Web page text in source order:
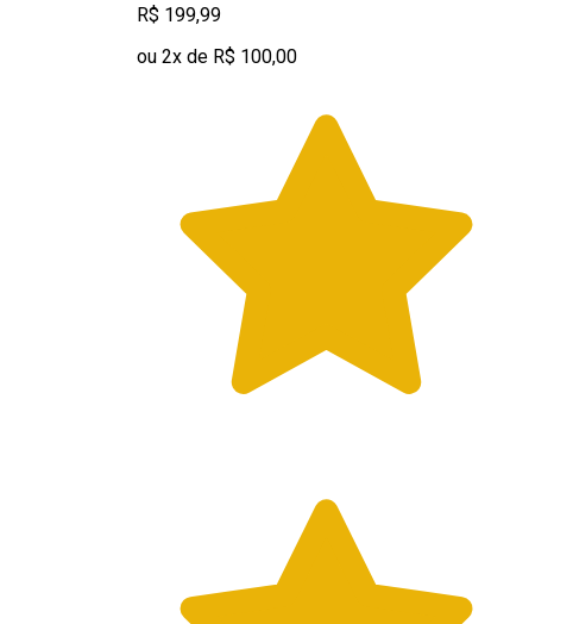
R$ 199,99
ou 2x de R$ 100,00